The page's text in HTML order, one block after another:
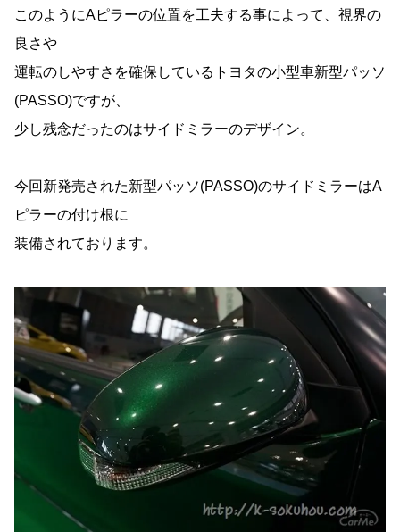
このようにAピラーの位置を工夫する事によって、視界の
良さや
運転のしやすさを確保しているトヨタの小型車新型パッソ
(PASSO)ですが、
少し残念だったのはサイドミラーのデザイン。
今回新発売された新型パッソ(PASSO)のサイドミラーはA
ピラーの付け根に
装備されております。